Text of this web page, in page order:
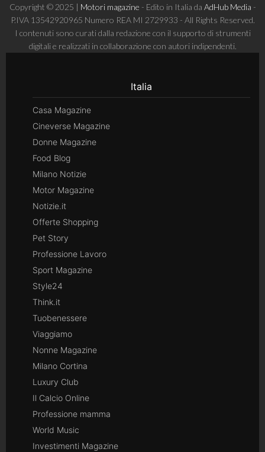
Copyright © 2025 | Motori magazine - Edito in Italia da AdHub Media -
P.IVA 13542920965 Numero REA MI 2729933 - All Rights Reserved.
I contenuti sono curati dalla redazione con il supporto di strumenti
digitali e realizzati in collaborazione con autori indipendenti.
Italia
Casa Magazine
Cineverse Magazine
Donne Magazine
Food Blog
Milano Notizie
Motor Magazine
Notizie.it
Offerte Shopping
Pet Story
Professione Lavoro
Sport Magazine
Style24
Think.it
Tuobenessere
Viaggiamo
Nonne Magazine
Milano Cortina
Luxury Club
Il Calcio Online
Professione mamma
World Music
Investimenti Magazine